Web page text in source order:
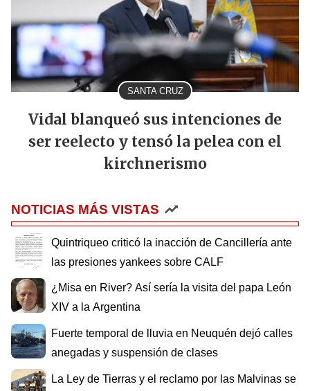
SANTA CRUZ
Vidal blanqueó sus intenciones de
ser reelecto y tensó la pelea con el
kirchnerismo
NOTICIAS MÁS VISTAS
Quintriqueo criticó la inacción de Cancillería ante
las presiones yankees sobre CALF
¿Misa en River? Así sería la visita del papa León
XIV a la Argentina
Fuerte temporal de lluvia en Neuquén dejó calles
anegadas y suspensión de clases
La Ley de Tierras y el reclamo por las Malvinas se